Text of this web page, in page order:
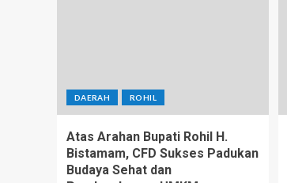
DAERAH ROHIL
Atas Arahan Bupati Rohil H.
Bistamam, CFD Sukses Padukan
Budaya Sehat dan